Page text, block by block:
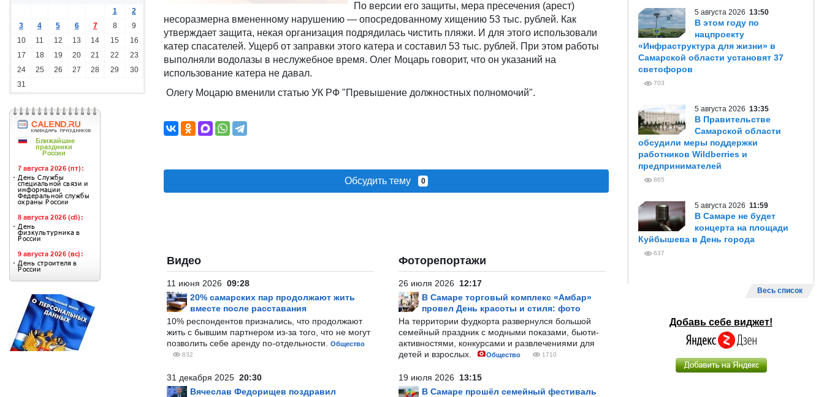
1
2
3
4 5 6 7 8
9
10
11 12 13 14 15
16
17
18 19 20 21 22
23
24
25 26 27 28 29
30
31
По версии его защиты, мера пресечения (арест)
несоразмерна вмененному нарушению — опосредованному хищению 53 тыс. рублей. Как
утверждает защита, некая организация подрядилась чистить пляжи. И для этого использовали
катер спасателей. Ущерб от заправки этого катера и составил 53 тыс. рублей. При этом работы
выполняли водолазы в неслужебное время. Олег Моцарь говорит, что он указаний на
использование катера не давал.
Олегу Моцарю вменили статью УК РФ "Превышение должностных полномочий".
Обсудить тему 0
Видео
11 июня 2026 09:28
20% самарских пар продолжают жить
вместе после расставания
10% респондентов признались, что продолжают
жить с бывшим партнером из-за того, что не могут
позволить себе аренду по-отдельности.
Общество
832
31 декабря 2025 20:30
Вячеслав Федорищев поздравил
Фоторепортажи
26 июля 2026 12:17
В Самаре торговый комплекс «Амбар»
провел День красоты и стиля: фото
На территории фудкорта развернулся большой
семейный праздник с модными показами, бьюти-
активностями, конкурсами и развлечениями для
детей и взрослых.
Общество 1710
19 июля 2026 13:15
В Самаре прошёл семейный фестиваль
5 августа 2026 13:50
В этом году по
нацпроекту
«Инфраструктура для жизни» в
Самарской области установят 37
светофоров
703
5 августа 2026 13:35
В Правительстве
Самарской области
обсудили меры поддержки
работников Wildberries и
предпринимателей
865
5 августа 2026 11:59
В Самаре не будет
концерта на площади
Куйбышева в День города
637
Весь список
Добавь себе виджет!